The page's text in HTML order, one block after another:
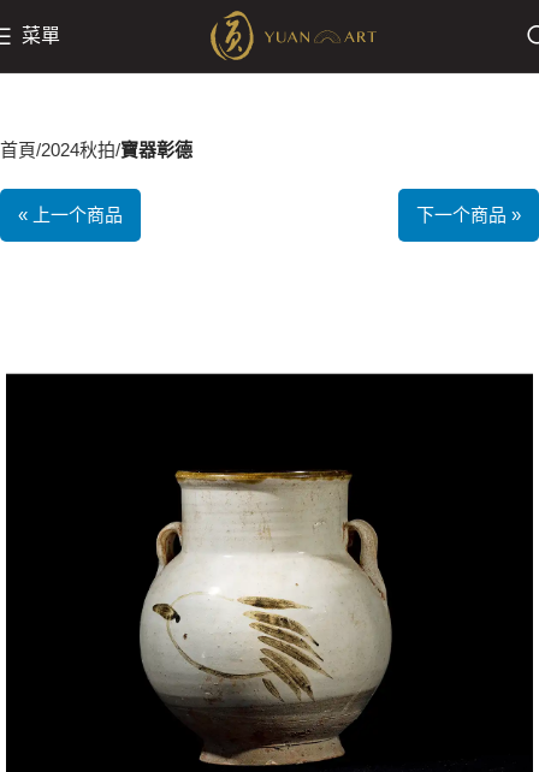
菜單
首頁 2024秋拍 寶器彰德
« 上一个商品 下一个商品 »